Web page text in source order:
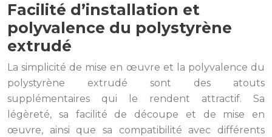
Facilité d’installation et
polyvalence du polystyrène
extrudé
La simplicité de mise en œuvre et la polyvalence du
polystyrène extrudé sont des atouts
supplémentaires qui le rendent attractif. Sa
légèreté, sa facilité de découpe et de mise en
œuvre, ainsi que sa compatibilité avec différents